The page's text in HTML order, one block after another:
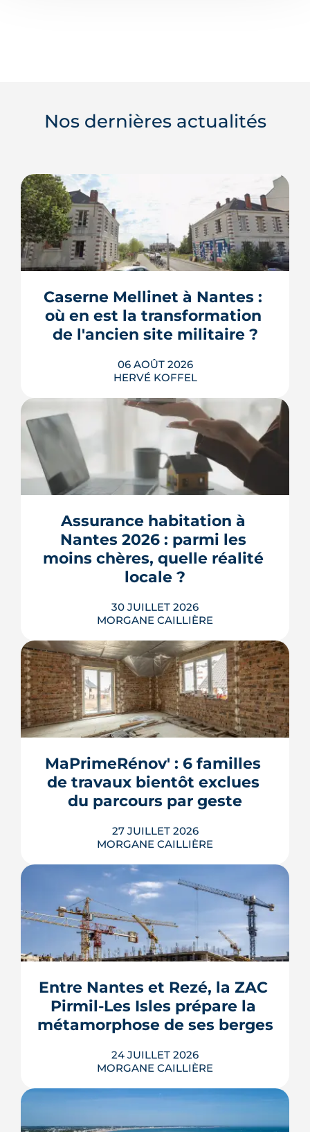
Nos dernières actualités
Caserne Mellinet à Nantes :
où en est la transformation
de l'ancien site militaire ?
06 AOÛT 2026
HERVÉ KOFFEL
L'ancienne caserne Mellinet devient un
quartier habité de treize hectares et
demi. Livraisons de logements, friche
où en est le chantier, hameau par
hameau.
LIRE L'ARTICLE
Assurance habitation à
Nantes 2026 : parmi les
moins chères, quelle réalité
locale ?
30 JUILLET 2026
MORGANE CAILLIÈRE
259 € par an en moyenne régionale,
une hausse de 14 % sur un an, un
risque inondation bien réel autour de
la Loire et de la Sèvre : l'assurance
habitation nantaise conjugue tarifs
doux et vigilance locale. Chiffres,
limites et conseils pour payer le juste
MaPrimeRénov' : 6 familles
de travaux bientôt exclues
du parcours par geste
27 JUILLET 2026
MORGANE CAILLIÈRE
Le Gouvernement prévoit de retirer six
familles de travaux du parcours « par
geste » de MaPrimeRénov' au 1er
septembre 2026, sous réserve de la
publication des textes définitifs.
fenêtres, VMC, chauffe-eau
thermodynamique, chauffage au bois
et solaire thermi...
Entre Nantes et Rezé, la ZAC
Pirmil-Les Isles prépare la
métamorphose de ses berges
24 JUILLET 2026
MORGANE CAILLIÈRE